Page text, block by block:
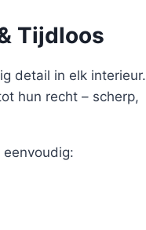
Tijdloos
detail in elk interieur.
hun recht – scherp,